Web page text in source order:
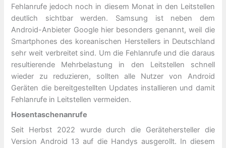
Fehlanrufe jedoch noch in diesem Monat in den Leitstellen
deutlich sichtbar werden. Samsung ist neben dem
Android-Anbieter Google hier besonders genannt, weil die
Smartphones des koreanischen Herstellers in Deutschland
sehr weit verbreitet sind. Um die Fehlanrufe und die daraus
resultierende Mehrbelastung in den Leitstellen schnell
wieder zu reduzieren, sollten alle Nutzer von Android
Geräten die bereitgestellten Updates installieren und damit
Fehlanrufe in Leitstellen vermeiden.
Hosentaschenanrufe
Seit Herbst 2022 wurde durch die Gerätehersteller die
Version Android 13 auf die Handys ausgerollt. In diesem